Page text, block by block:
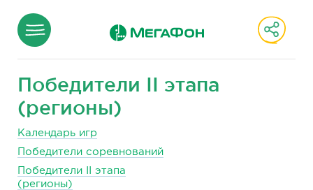
Победители II этапа
(регионы)
Календарь игр
Победители соревнований
Победители II этапа
(регионы)